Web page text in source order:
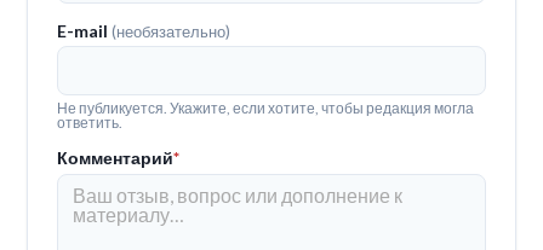
E-mail(необязательно)
Не публикуется. Укажите, если хотите, чтобы редакция могла
ответить.
Комментарий*